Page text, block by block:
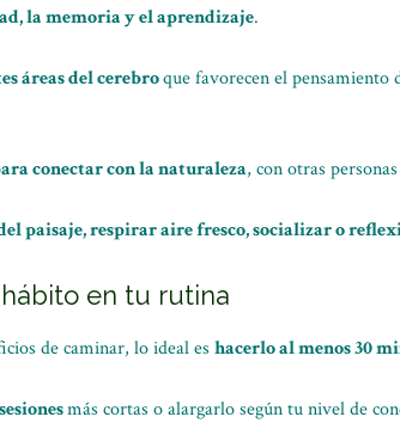
la memoria y el aprendizaje.
áreas del cerebroque favorecen el pensamiento
conectar con la naturaleza, con otras
paisaje, respirar aire fresco, socializar o
en tu rutina
de caminar, lo ideal es hacerlo al menos 30
más cortas o alargarlo según tu nivel de